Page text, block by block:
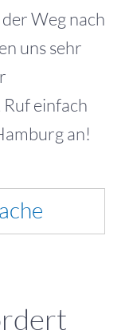
Weg nach
uns sehr
einfach
an!